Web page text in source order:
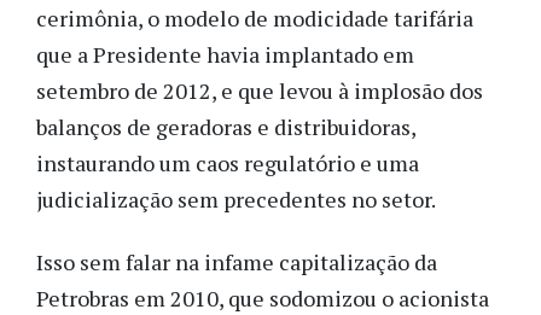
cerimônia, o modelo de modicidade tarifária
que a Presidente havia implantado em
setembro de 2012, e que levou à implosão dos
balanços de geradoras e distribuidoras,
instaurando um caos regulatório e uma
judicialização sem precedentes no setor.
Isso sem falar na infame capitalização da
Petrobras em 2010, que sodomizou o acionista